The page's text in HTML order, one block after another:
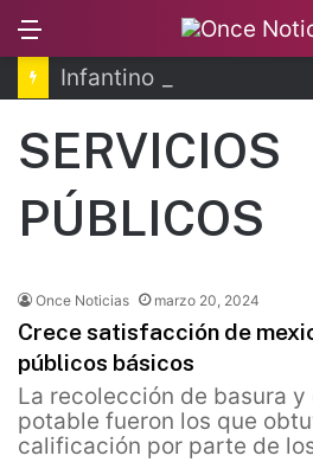
SERVICIOS
PÚBLICOS
Once Noticias marzo 20, 2024
Crece satisfacción de
públicos básicos
La recolección de basura
potable fueron los que
calificación por parte de